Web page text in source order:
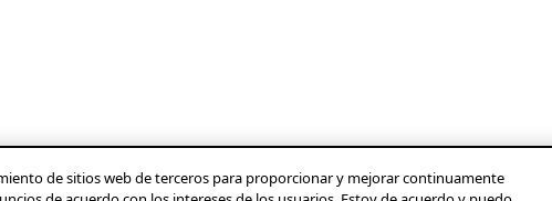
de sitios web de terceros para proporcionar y mejorar continuamente